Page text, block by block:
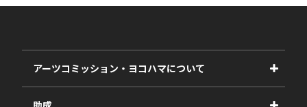
アーツコミッション・ヨコハマについて
事業紹介